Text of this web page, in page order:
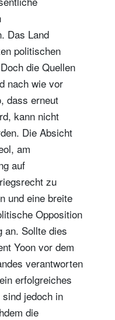
Das Land
politischen
die Quellen
nach wie vor
dass erneut
kann nicht
Die Absicht
am
auf
zu
und eine breite
Opposition
an. Sollte dies
Yoon vor dem
verantworten
erfolgreiches
jedoch in
die
noch bin ich US-Bürger
mit
verwendet.
registrieren